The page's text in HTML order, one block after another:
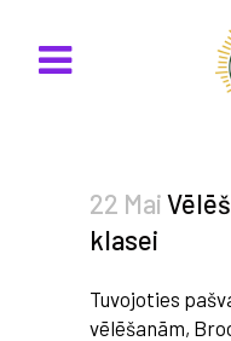
22 Mai
klasei
Tuvojoties
vēlēšanām,